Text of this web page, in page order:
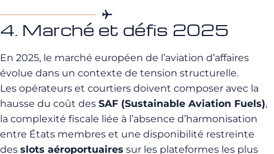
4. Marché et défis 2025
En 2025, le marché européen de l’aviation d’affaires
évolue dans un contexte de tension structurelle.
Les opérateurs et courtiers doivent composer avec la
hausse du coût des SAF (Sustainable Aviation Fuels),
la complexité fiscale liée à l’absence d’harmonisation
entre États membres et une disponibilité restreinte
des slots aéroportuaires sur les plateformes les plus